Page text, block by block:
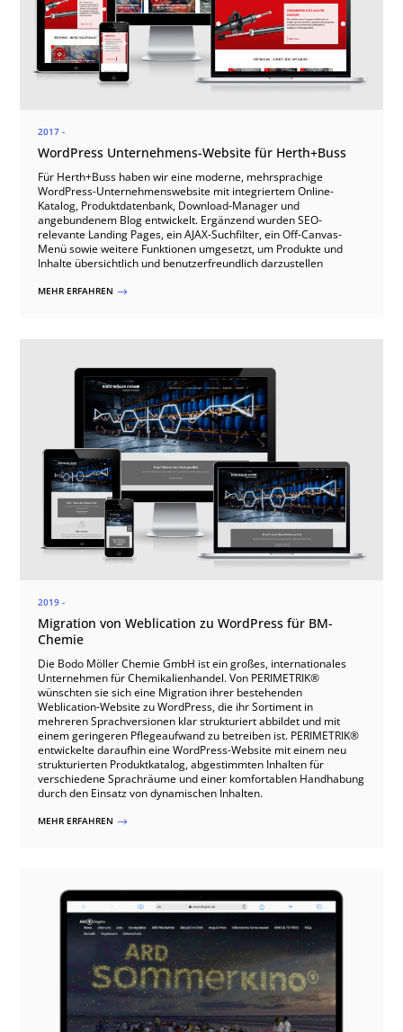
2017 -
WordPress Unternehmens-Website für Herth+Buss
Für Herth+Buss haben wir eine moderne, mehrsprachige
WordPress-Unternehmenswebsite mit integriertem Online-
Katalog, Produktdatenbank, Download-Manager und
angebundenem Blog entwickelt. Ergänzend wurden SEO-
relevante Landing Pages, ein AJAX-Suchfilter, ein Off-Canvas-
Menü sowie weitere Funktionen umgesetzt, um Produkte und
Inhalte übersichtlich und benutzerfreundlich darzustellen
MEHR ERFAHREN $
2019 -
Migration von Weblication zu WordPress für BM-
Chemie
Die Bodo Möller Chemie GmbH ist ein großes, internationales
Unternehmen für Chemikalienhandel. Von PERIMETRIK®
wünschten sie sich eine Migration ihrer bestehenden
Weblication-Website zu WordPress, die ihr Sortiment in
mehreren Sprachversionen klar strukturiert abbildet und mit
einem geringeren Pflegeaufwand zu betreiben ist. PERIMETRIK®
entwickelte daraufhin eine WordPress-Website mit einem neu
strukturierten Produktkatalog, abgestimmten Inhalten für
verschiedene Sprachräume und einer komfortablen Handhabung
durch den Einsatz von dynamischen Inhalten.
MEHR ERFAHREN $